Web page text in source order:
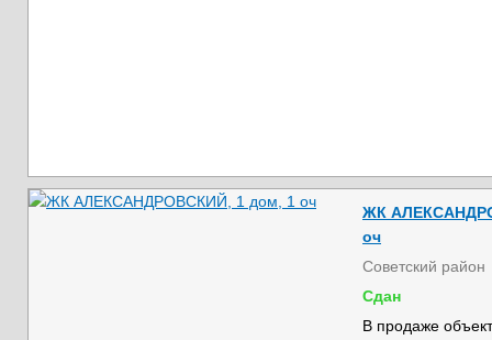
ЖК
оч
Советский район
Сдан
В продаже